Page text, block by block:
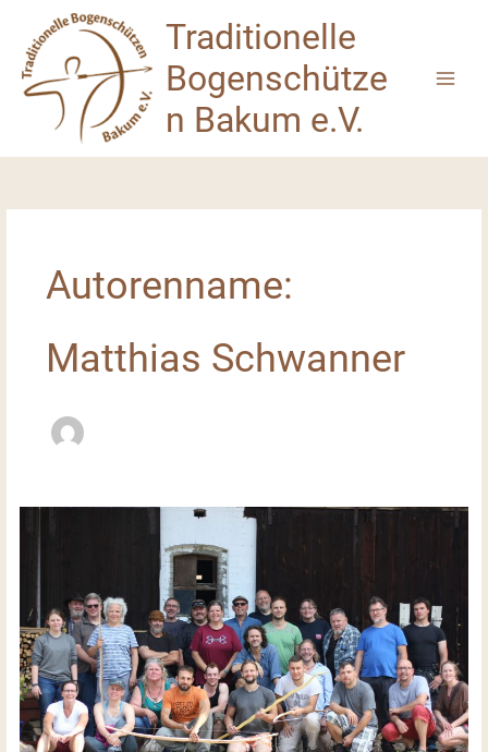
springen
Traditionelle
Bogenschütze
n Bakum e.V.
Autorenname:
Matthias Schwanner